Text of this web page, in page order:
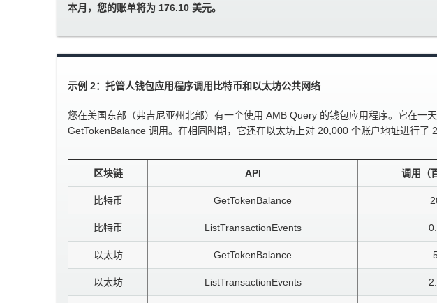
本月，您的账单将为 176.10 美元。
示例 2：托管人钱包应用程序调用比特币和以太坊公共网络
您在美国东部（弗吉尼亚州北部）有一个使用 AMB Query 的钱包应用程序。它在
GetTokenBalance 调用。在相同时期，它还在以太坊上对 20,000 个账户地址进行
区块链 API 调用（
比特币 GetTokenBalance
比特币 ListTransactionEvents
以太坊 GetTokenBalance
以太坊 ListTransactionEvents